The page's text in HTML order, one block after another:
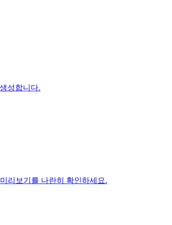
성합니다.
리보기를 나란히 확인하세요.